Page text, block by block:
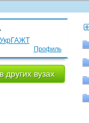
Профиль
УкрГАЖТ
других вузах